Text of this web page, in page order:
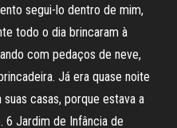
segui-lo dentro de mim,
todo o dia brincaram à
com pedaços de neve,
Já era quase noite
casas, porque estava a
6 Jardim de Infância de